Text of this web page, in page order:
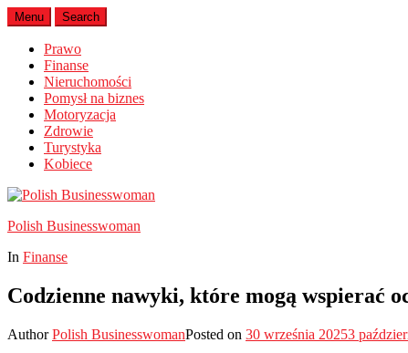
Menu Search
Prawo
Finanse
Nieruchomości
Pomysł na biznes
Motoryzacja
Zdrowie
Turystyka
Kobiece
Polish Businesswoman
In Finanse
Codzienne nawyki, które mogą wspierać
AuthorPolish BusinesswomanPosted on 30 września 20253